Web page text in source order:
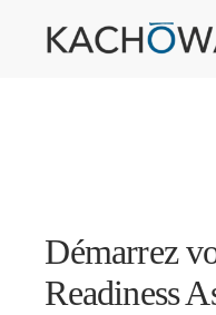
Démarrez
Readiness